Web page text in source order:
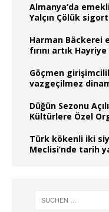
Almanya‘da
Yalçın Çölük
Harman Bäckerei
fırını artık
Göçmen
vazgeçilmez
Düğün Sezonu
Kültürlere Özel
Türk kökenli iki
Meclisi’nde tarih